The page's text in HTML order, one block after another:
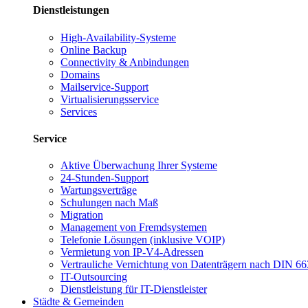
Dienstleistungen
High-Availability-Systeme
Online Backup
Connectivity & Anbindungen
Domains
Mailservice-Support
Virtualisierungsservice
Services
Service
Aktive Überwachung Ihrer Systeme
24-Stunden-Support
Wartungsverträge
Schulungen nach Maß
Migration
Management von Fremdsystemen
Telefonie Lösungen (inklusive VOIP)
Vermietung von IP-V4-Adressen
Vertrauliche Vernichtung von Datenträgern nach DIN
IT-Outsourcing
Dienstleistung für IT-Dienstleister
Städte & Gemeinden